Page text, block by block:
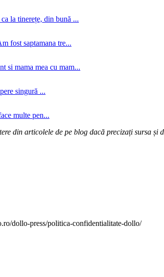
la tinerețe, din bună ...
fost saptamana tre...
si mama mea cu mam...
singură ...
multe pen...
din articolele de pe blog dacă precizați sursa
dollo-press/politica-confidentialitate-dollo/